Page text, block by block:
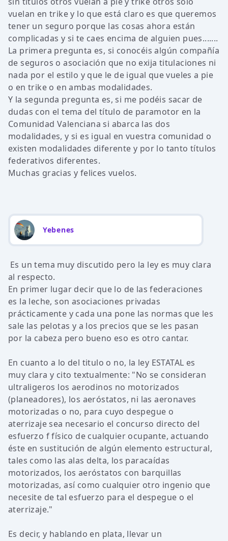
vuelan en trike y lo que está claro es que queremos
tener un seguro porque las cosas ahora están
complicadas y si te caes encima de alguien pues.......
La primera pregunta es, si conocéis algún compañía
de seguros o asociación que no exija titulaciones ni
nada por el estilo y que le de igual que vueles a pie
o en trike o en ambas modalidades.
Y la segunda pregunta es, si me podéis sacar de
dudas con el tema del título de paramotor en la
Comunidad Valenciana si abarca las dos
modalidades, y si es igual en vuestra comunidad o
existen modalidades diferente y por lo tanto títulos
federativos diferentes.
Muchas gracias y felices vuelos.
Yebenes
Es un tema muy discutido pero la ley es muy clara
al respecto.
En primer lugar decir que lo de las federaciones
es la leche, son asociaciones privadas
prácticamente y cada una pone las normas que les
sale las pelotas y a los precios que se les pasan
por la cabeza pero bueno eso es otro cantar.
En cuanto a lo del titulo o no, la ley ESTATAL es
muy clara y cito textualmente: "No se consideran
ultraligeros los aerodinos no motorizados
(planeadores), los aeróstatos, ni las aeronaves
motorizadas o no, para cuyo despegue o
aterrizaje sea necesario el concurso directo del
esfuerzo f físico de cualquier ocupante, actuando
éste en sustitución de algún elemento estructural,
tales como las alas delta, los paracaídas
motorizados, los aeróstatos con barquillas
motorizadas, así como cualquier otro ingenio que
necesite de tal esfuerzo para el despegue o el
aterrizaje."
Es decir, y hablando en plata, llevar un